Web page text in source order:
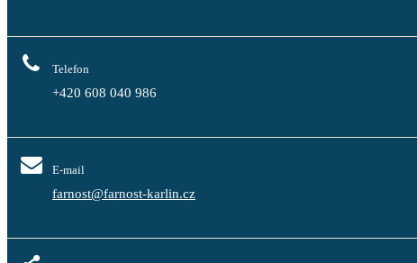
Telefon
+420 608 040 986
E-mail
farnost@farnost-karlin.cz